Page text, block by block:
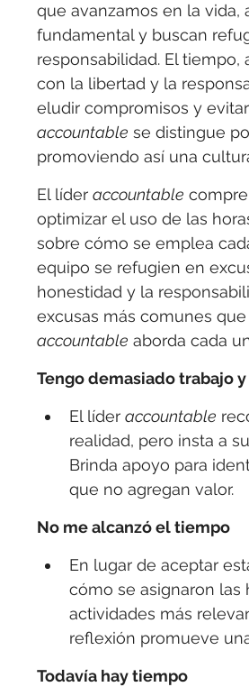
que avanzamos en la vida,
fundamental y buscan
responsabilidad. El
con la libertad y la
eludir compromisos y
accountable se distingue
promoviendo así una
El líder accountable
optimizar el uso de las
sobre cómo se emplea
equipo se refugien en
honestidad y la
excusas más comunes
accountable aborda cada
Tengo demasiado trabajo
El líder accountable
realidad, pero insta a
Brinda apoyo para
que no agregan valor.
No me alcanzó el tiempo
En lugar de aceptar
cómo se asignaron las
actividades más
reflexión promueve
Todavía hay tiempo